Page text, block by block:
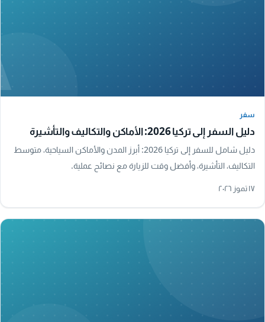
سفر
دليل السفر إلى تركيا 2026: الأماكن والتكاليف والتأشيرة
دليل شامل للسفر إلى تركيا 2026: أبرز المدن والأماكن السياحية، متوسط
التكاليف، التأشيرة، وأفضل وقت للزيارة مع نصائح عملية.
١٧ تموز ٢٠٢٦